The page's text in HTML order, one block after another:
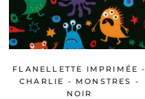
FLANELLETTE IMPRIMÉE -
CHARLIE - MONSTRES -
NOIR